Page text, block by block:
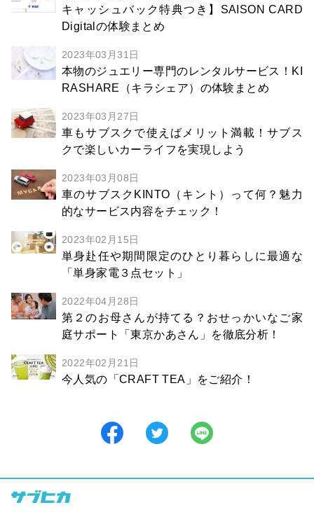
キャッシュバック特典つき】SAISON CARD
Digitalの体験まとめ
2023年03月31日
本物のジュエリー専門のレンタルサービス！KI
RASHARE（キラシェア）の体験まとめ
2023年03月27日
車もサブスクで使えばメリット満載！サブス
クで楽しいカーライフを実現しよう
2023年03月08日
車のサブスクKINTO（キント）って何？魅力
的なサービス内容をチェック！
2023年02月15日
単身赴任や期間限定のひとり暮らしに最適な
「単身家電３点セット」
2022年04月28日
第２のお母さんが持てる？おせっかいなご家
庭サポート「東京かあさん」を徹底分析！
2022年02月21日
今人気の「CRAFT TEA」をご紹介！